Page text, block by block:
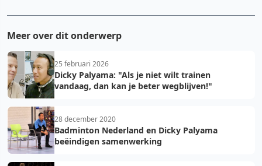
Meer over dit onderwerp
25 februari 2026
Dicky Palyama: "Als je niet wilt trainen
vandaag, dan kan je beter wegblijven!"
28 december 2020
Badminton Nederland en Dicky Palyama
beëindigen samenwerking